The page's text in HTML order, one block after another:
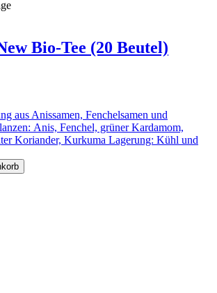
Bio-Tee (20 Beutel)
aus Anissamen, Fenchelsamen und
Anis, Fenchel, grüner Kardamom,
Koriander, Kurkuma Lagerung: Kühl und